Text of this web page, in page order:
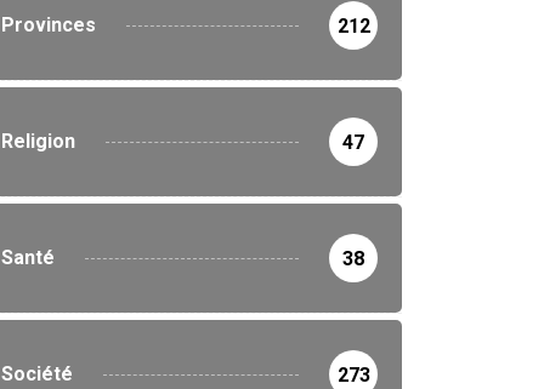
Provinces 212
Religion 47
Santé 38
Société 273